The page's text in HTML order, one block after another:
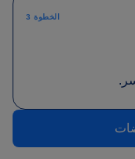
الخطوة 3